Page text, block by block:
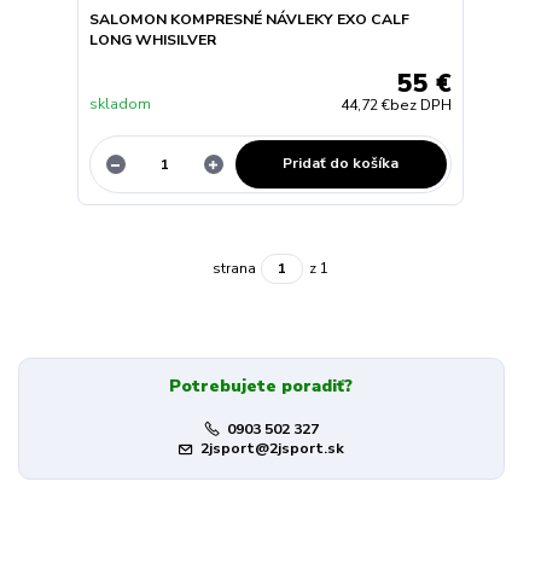
SALOMON KOMPRESNÉ NÁVLEKY EXO CALF
LONG WHISILVER
55 €
44,72 €bez DPH
skladom
Pridať do košíka
strana z 1
Potrebujete poradiť?
0903 502 327
2jsport@2jsport.sk